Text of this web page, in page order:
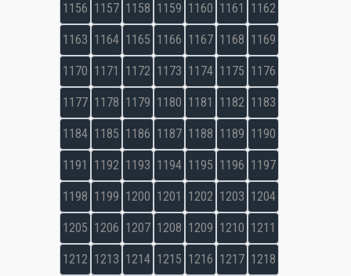
1156 1157 1158 1159 1160 1161 1162
1163 1164 1165 1166 1167 1168 1169
1170 1171 1172 1173 1174 1175 1176
1177 1178 1179 1180 1181 1182 1183
1184 1185 1186 1187 1188 1189 1190
1191 1192 1193 1194 1195 1196 1197
1198 1199 1200 1201 1202 1203 1204
1205 1206 1207 1208 1209 1210 1211
1212 1213 1214 1215 1216 1217 1218